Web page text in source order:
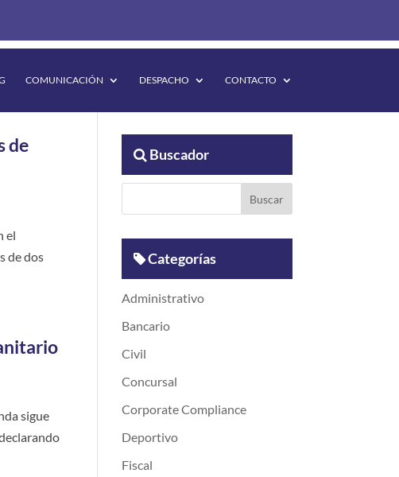
COMUNICACIÓN DESPACHO CONTACTO
de
el
de dos
sigue
Buscador
Categorías
Administrativo
Bancario
Civil
Concursal
Corporate Compliance
Deportivo
Fiscal